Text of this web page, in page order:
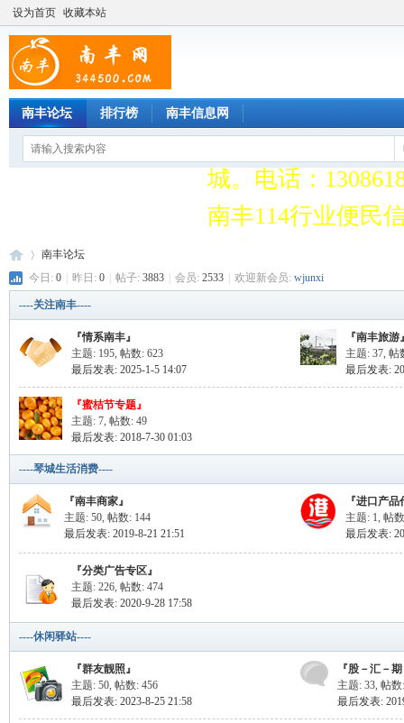
设为首页 收藏本站
南丰论坛 排行榜 南丰信息网南丰网LED广告招
城。电话：
南丰114行业便民
事业单位均免费
城。电话：
南丰论坛
今日: 0 昨日: 0 帖子: 3883 会员: 2533 欢迎新会员: wjunxi
----关注南丰----
『情系南丰』
主题: 195, 帖数: 623
最后发表: 2025-1-5 14:07
『南丰旅游
主题: 37, 帖
最后发表:
『蜜桔节专题』
主题: 7, 帖数: 49
最后发表: 2018-7-30 01:03
----琴城生活消费----
『南丰商家』
主题: 50, 帖数: 144
最后发表: 2019-8-21 21:51
『进口产
主题: 1, 帖
最后发表:
『分类广告专区』
主题: 226, 帖数: 474
最后发表: 2020-9-28 17:58
----休闲驿站----
『群友靓照』
主题: 50, 帖数: 456
最后发表: 2023-8-25 21:58
『股－汇－
主题: 33, 帖数
最后发表: